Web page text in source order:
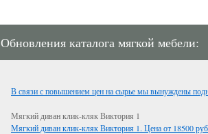
Обновления каталога мягкой мебели:
В связи с повышением цен на сырье мы вынуждены
Мягкий диван клик-кляк Виктория 1
Мягкий диван клик-кляк Виктория 1. Цена от 18500